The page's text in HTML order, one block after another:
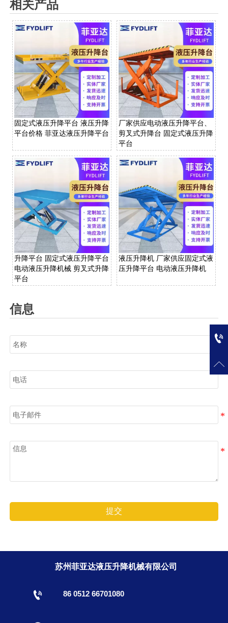
相关产品
固定式液压升降平台 液压升降
平台价格 菲亚达液压升降平台
厂家供应电动液压升降平台、
剪叉式升降台 固定式液压升降
平台
升降平台 固定式液压升降平台
电动液压升降机械 剪叉式升降
平台
液压升降机 厂家供应固定式液
压升降平台 电动液压升降机
信息
提交
苏州菲亚达液压升降机械有限公司
 86 0512 66701080

